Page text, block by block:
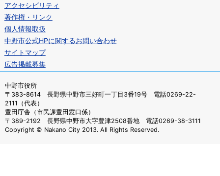
アクセシビリティ
著作権・リンク
個人情報取扱
中野市公式HPに関するお問い合わせ
サイトマップ
広告掲載募集
中野市役所
〒383-8614 長野県中野市三好町一丁目3番19号 電話0269-22-
2111（代表）
豊田庁舎（市民課豊田窓口係）
〒389-2192 長野県中野市大字豊津2508番地 電話0269-38-3111
Copyright © Nakano City 2013. All Rights Reserved.